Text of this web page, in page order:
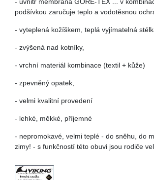
podšívkou zaručuje teplo a vodotěsnou
- vyteplená kožíškem, teplá vyjímatelná
- zvýšená nad kotníky,
- vrchní materiál kombinace (textil + kůže)
- zpevněný opatek,
- velmi kvalitní provedení
- lehké, měkké, příjemné
- nepromokavé, velmi teplé - do sněhu, do
zimy! - s funkčností této obuvi jsou rodiče